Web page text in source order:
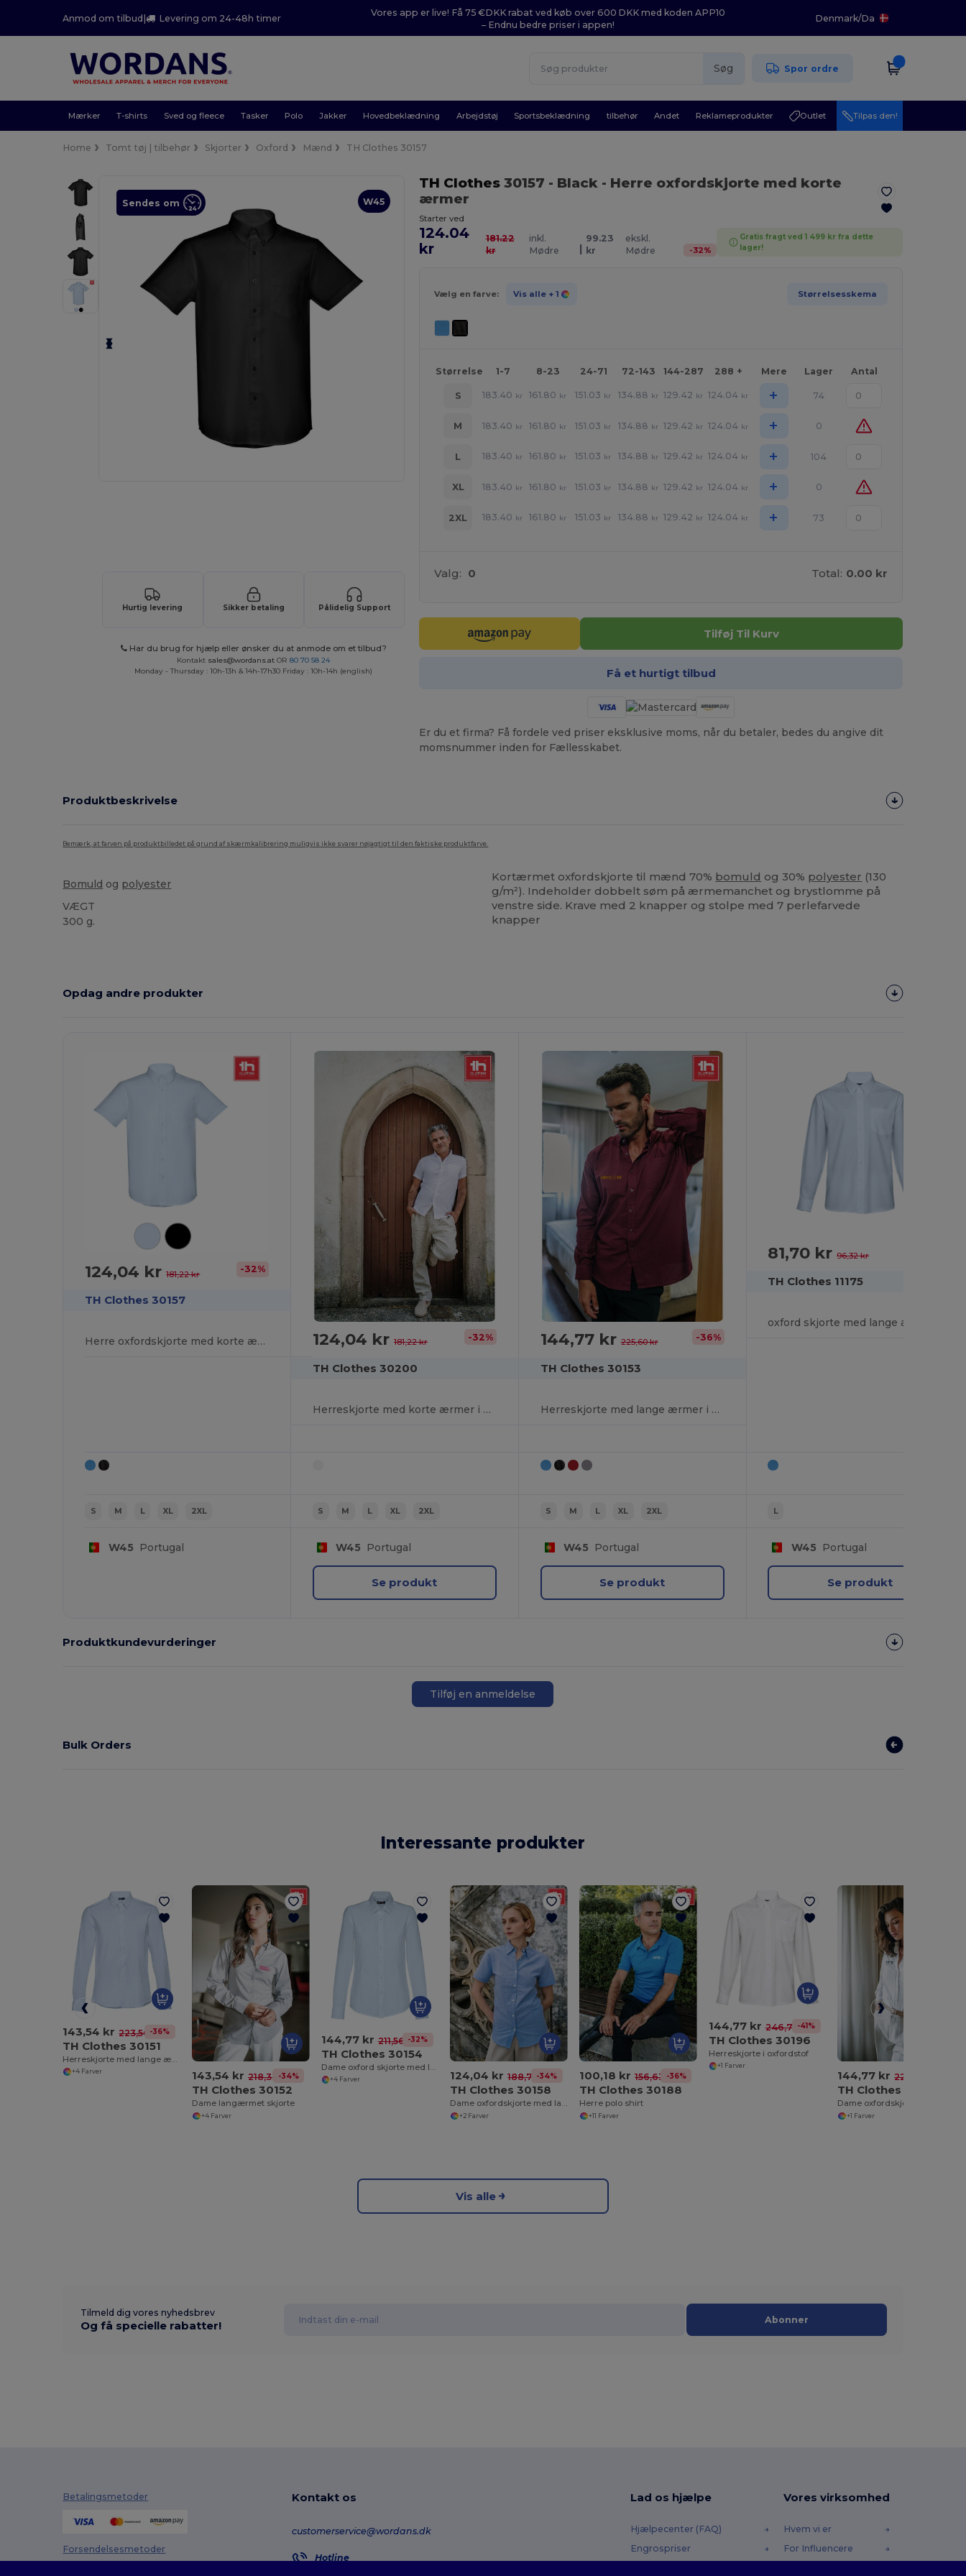
Anmod om tilbud| Levering om 24-48h timer
Vores app er live! Få 75 €DKK rabat ved køb over 600 DKK med koden APP10
– Endnu bedre priser i appen!
Denmark/Da
Søg Spor ordre
Mærker T-shirts Sved og fleece Tasker Polo Jakker Hovedbeklædning Arbejdstøj Sportsbeklædning tilbehør Andet Reklameprodukter Outlet Tilpas den!
Home Tomt tøj | tilbehør Skjorter Oxford Mænd TH Clothes 30157
W45
Sendes om
Hurtig levering Sikker betaling Pålidelig Support
Har du brug for hjælp eller ønsker du at anmode om et tilbud?
Kontakt sales@wordans.at OR80 70 58 24
Monday - Thursday : 10h-13h & 14h-17h30 Friday : 10h-14h (english)
TH Clothes30157 - Black- Herre oxfordskjorte med korte
ærmer
Starter ved
124.04
kr
181.22
kr
inkl.
Mødre
|
99.23
kr
ekskl.
Mødre
-32%
Gratis fragt ved 1 499 kr fra dette
lager!
Vælg en farve: Vis alle + 1 Størrelsesskema
Størrelse 1-7 8-23 24-71 72-143 144-287 288 + Mere Lager Antal
S 183.40 kr 161.80 kr 151.03 kr 134.88 kr 129.42 kr 124.04 kr + 74
M 183.40 kr 161.80 kr 151.03 kr 134.88 kr 129.42 kr 124.04 kr + 0
L 183.40 kr 161.80 kr 151.03 kr 134.88 kr 129.42 kr 124.04 kr + 104
XL 183.40 kr 161.80 kr 151.03 kr 134.88 kr 129.42 kr 124.04 kr + 0
2XL 183.40 kr 161.80 kr 151.03 kr 134.88 kr 129.42 kr 124.04 kr + 73
Valg: 0 Total: 0.00 kr
Tilføj Til Kurv
Få et hurtigt tilbud
Er du et firma? Få fordele ved priser eksklusive moms, når du betaler, bedes du angive dit
momsnummer inden for Fællesskabet.
Produktbeskrivelse
Bemærk, at farven på produktbilledet på grund af skærmkalibrering muligvis ikke svarer nøjagtigt til den faktiske produktfarve.
Bomuld og polyester
VÆGT
300 g.
Kortærmet oxfordskjorte til mænd 70% bomuld og 30% polyester (130
g/m²). Indeholder dobbelt søm på ærmemanchet og brystlomme på
venstre side. Krave med 2 knapper og stolpe med 7 perlefarvede
knapper
Opdag andre produkter
Tilpas
124,04 kr181,22 kr -32%
TH Clothes 30157
Herre oxfordskjorte med korte ærmer
S M L XL 2XL
W45 Portugal
124,04 kr 181,22 kr -32%
TH Clothes 30200
Herreskjorte med korte ærmer i oxford. Hvid
S M L XL 2XL
W45 Portugal
Se produkt
144,77 kr225,60 kr -36%
TH Clothes 30153
Herreskjorte med lange ærmer i oxfordstof
S M L XL 2XL
W45 Portugal
Se produkt
81,70 kr96,32 kr
TH Clothes 11175
L
W45 Portugal
Se produkt
Produktkundevurderinger
Tilføj en anmeldelse
Bulk Orders
Interessante produkter
143,54 kr 223,56 kr
-36%
TH Clothes 30151
+4 Farver 143,54 kr 218,32 kr-34%
TH Clothes 30152
Dame langærmet skjorte
+4 Farver
144,77 kr 211,56 kr-32%
TH Clothes 30154
+4 Farver 124,04 kr 188,79 kr
-34%
TH Clothes 30158
Dame oxfordskjorte med lange ærmer
+2 Farver
100,18 kr 156,63 kr-36%
TH Clothes 30188
Herre polo shirt
+11 Farver
144,77 kr 246,77 kr
-41%
TH Clothes 30196
Herreskjorte i oxfordstof
+1 Farver
144,77 kr 225,60 kr
TH Clothes 30197
+1 Farver
Vis alle
Tilmeld dig vores nyhedsbrev
Og få specielle rabatter! Abonner
Betalingsmetoder
Forsendelsesmetoder
Kontakt os
customerservice@wordans.dk
Hotline
Lad os hjælpe
Hjælpecenter (FAQ)
Engrospriser
Vores virksomhed
Hvem vi er
For Influencere